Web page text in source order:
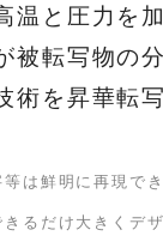
温と圧力を
被転写物の
術を昇華転
は鮮明に再現で
るだけ大きくデ